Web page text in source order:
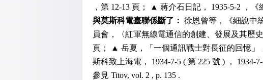
，第 12-13 頁； ▲ 蔣介石日記， 1935-5-2 ，
與莫斯科電臺聯係斷了： 徐恩曾等，《細說中
員會，〈紅軍無線電通信的創建、發展及其歷
頁； ▲ 岳夏，「一個通訊戰士對長征的回憶
斯科致上海電， 1934-7-5 ( 第 225 號 ) ， 1934-
參見 Titov, vol. 2 , p. 135 .